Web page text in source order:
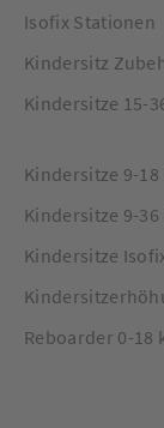
Isofix Stationen
Kindersitz
Kindersitze 15-
Kindersitze 9-18
Kindersitze 9-
Kindersitze
Reboarder 0-18